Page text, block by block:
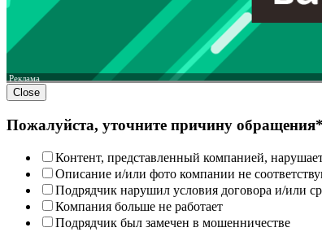
Реклама
Close
Пожалуйста, уточните причину обращения*
Контент, представленный компанией,
Описание и/или фото компании не
Подрядчик нарушил условия договора и/или
Компания больше не работает
Подрядчик был замечен в мошенничестве